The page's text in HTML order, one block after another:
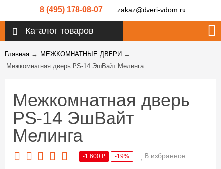
8 (495) 178-08-07 zakaz@dveri-vdom.ru
Каталог товаров
Главная → МЕЖКОМНАТНЫЕ ДВЕРИ →
Межкомнатная дверь PS-14 ЭшВайт Мелинга
Межкомнатная дверь
PS-14 ЭшВайт
Мелинга
-1 600 ₽ -19% В избранное